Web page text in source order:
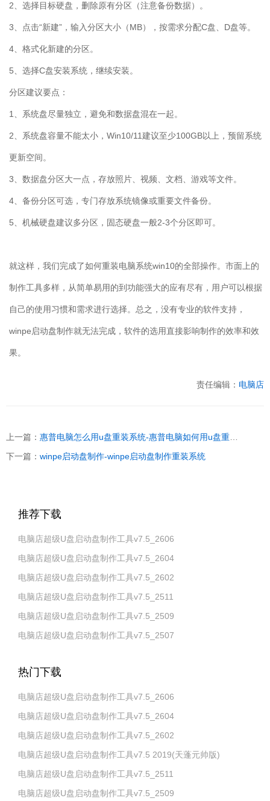
2、选择目标硬盘，删除原有分区（注意备份数据）。
3、点击“新建”，输入分区大小（MB），按需求分配C盘、 D盘等。
4、格式化新建的分区。
5、选择C盘安装系统，继续安装。
分区建议要点：
1、系统盘尽量独立，避免和数据盘混在一起。
2、系统盘容量不能太小， Win10/11建议至少100GB以上，预留系统
更新空间。
3、数据盘分区大一点，存放照片、视频、文档、游戏等文件。
4、备份分区可选，专门存放系统镜像或重要文件备份。
5、机械硬盘建议多分区，固态硬盘一般2-3个分区即可。
就这样，我们完成了如何重装电脑系统win10的全部操作。市面上的
制作工具多样，从简单易用的到功能强大的应有尽有，用户可以根据
自己的使用习惯和需求进行选择。总之，没有专业的软件支持，
winpe启动盘制作就无法完成，软件的选用直接影响制作的效率和效
果。
责任编辑： 电脑店
上一篇： 惠普电脑怎么用u盘重装系统-惠普电脑如何用u盘重装系统
下一篇： winpe启动盘制作-winpe启动盘制作重装系统
推荐下载
电脑店超级U盘启动盘制作工具v7.5_2606
电脑店超级U盘启动盘制作工具v7.5_2604
电脑店超级U盘启动盘制作工具v7.5_2602
电脑店超级U盘启动盘制作工具v7.5_2511
电脑店超级U盘启动盘制作工具v7.5_2509
电脑店超级U盘启动盘制作工具v7.5_2507
热门下载
电脑店超级U盘启动盘制作工具v7.5_2606
电脑店超级U盘启动盘制作工具v7.5_2604
电脑店超级U盘启动盘制作工具v7.5_2602
电脑店超级U盘启动盘制作工具v7.5 2019(天蓬元帅版)
电脑店超级U盘启动盘制作工具v7.5_2511
电脑店超级U盘启动盘制作工具v7.5_2509